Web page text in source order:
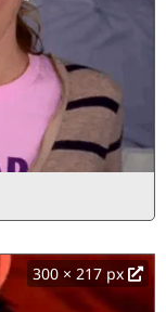
300 × 217 px